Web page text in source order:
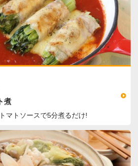
煮
マトソースで5分煮るだけ!